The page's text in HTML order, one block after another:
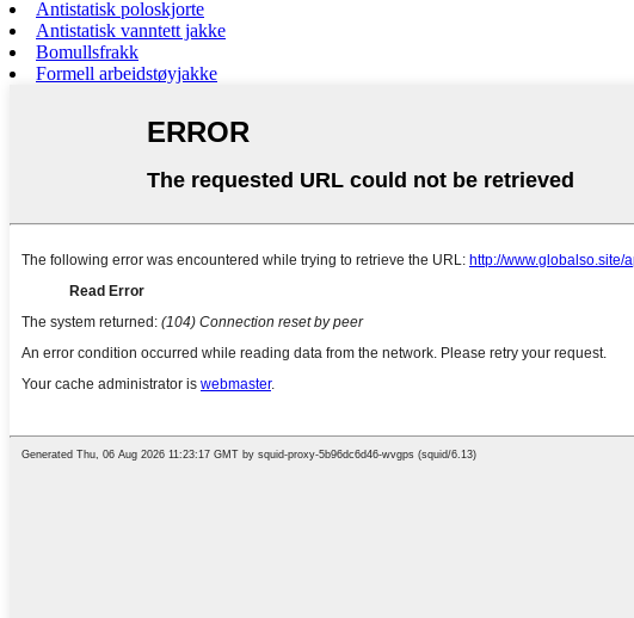
Antistatisk poloskjorte
Antistatisk vanntett jakke
Bomullsfrakk
Formell arbeidstøyjakke